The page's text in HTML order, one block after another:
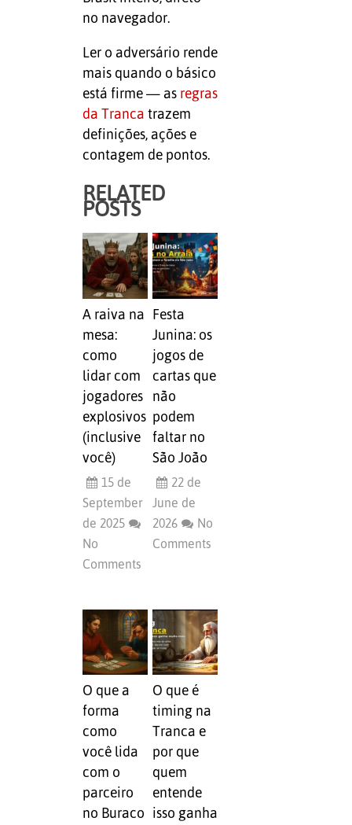
no navegador.
Ler o adversário rende
mais quando o básico
está firme — as regras
da Tranca trazem
definições, ações e
contagem de pontos.
RELATED
POSTS
A raiva na
mesa:
como
lidar com
jogadores
explosivos
(inclusive
você)
15 de
September
de 2025
No
Comments
Festa
Junina: os
jogos de
cartas que
não
podem
faltar no
São João
22 de
June de
2026
No
Comments
O que a
forma
como
você lida
com o
parceiro
no Buraco
O que é
timing na
Tranca e
por que
quem
entende
isso ganha